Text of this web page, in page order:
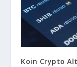
Koin Crypto